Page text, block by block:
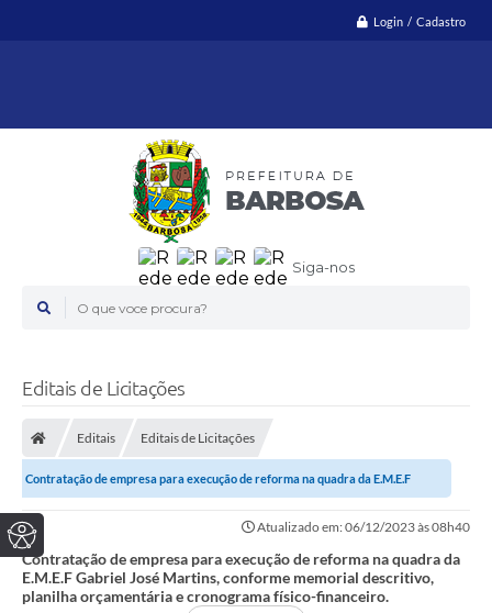
Login / Cadastro
Siga-nos
O que voce procura?
Editais de Licitações
Editais Editais de Licitações
Contratação de empresa para execução de reforma na quadra da E.M.E.F
Gabriel José Martins, conforme memorial...
Atualizado em: 06/12/2023 às 08h40
Contratação de empresa para execução de reforma na quadra da
E.M.E.F Gabriel José Martins, conforme memorial descritivo,
planilha orçamentária e cronograma físico-financeiro.